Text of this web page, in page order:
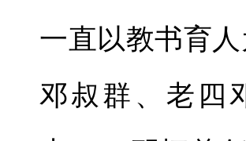
一直以教书育
邓叔群、老四